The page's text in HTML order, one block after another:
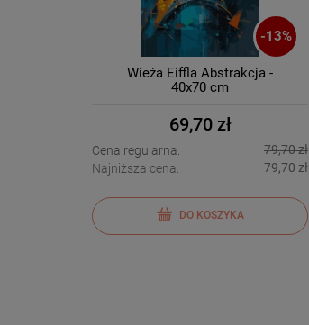
-13%
Wieża Eiffla Abstrakcja -
40x70 cm
69,70 zł
Cena regularna:
79,70 zł
Najniższa cena:
79,70 zł
DO KOSZYKA